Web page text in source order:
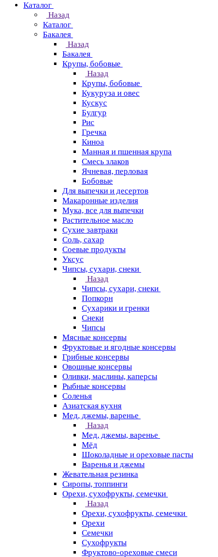
Каталог
Назад
Каталог
Бакалея
Назад
Бакалея
Крупы, бобовые
Назад
Крупы, бобовые
Кукуруза и овес
Кускус
Булгур
Рис
Гречка
Киноа
Манная и пшенная крупа
Смесь злаков
Ячневая, перловая
Бобовые
Для выпечки и десертов
Макаронные изделия
Мука, все для выпечки
Растительное масло
Сухие завтраки
Соль, сахар
Соевые продукты
Уксус
Чипсы, сухари, снеки
Назад
Чипсы, сухари, снеки
Попкорн
Сухарики и гренки
Снеки
Чипсы
Мясные консервы
Фруктовые и ягодные консервы
Грибные консервы
Овощные консервы
Оливки, маслины, каперсы
Рыбные консервы
Соленья
Азиатская кухня
Мед, джемы, варенье
Назад
Мед, джемы, варенье
Мёд
Шоколадные и ореховые пасты
Варенья и джемы
Жевательная резинка
Сиропы, топпинги
Орехи, сухофрукты, семечки
Назад
Орехи, сухофрукты, семечки
Орехи
Семечки
Сухофрукты
Фруктово-ореховые смеси